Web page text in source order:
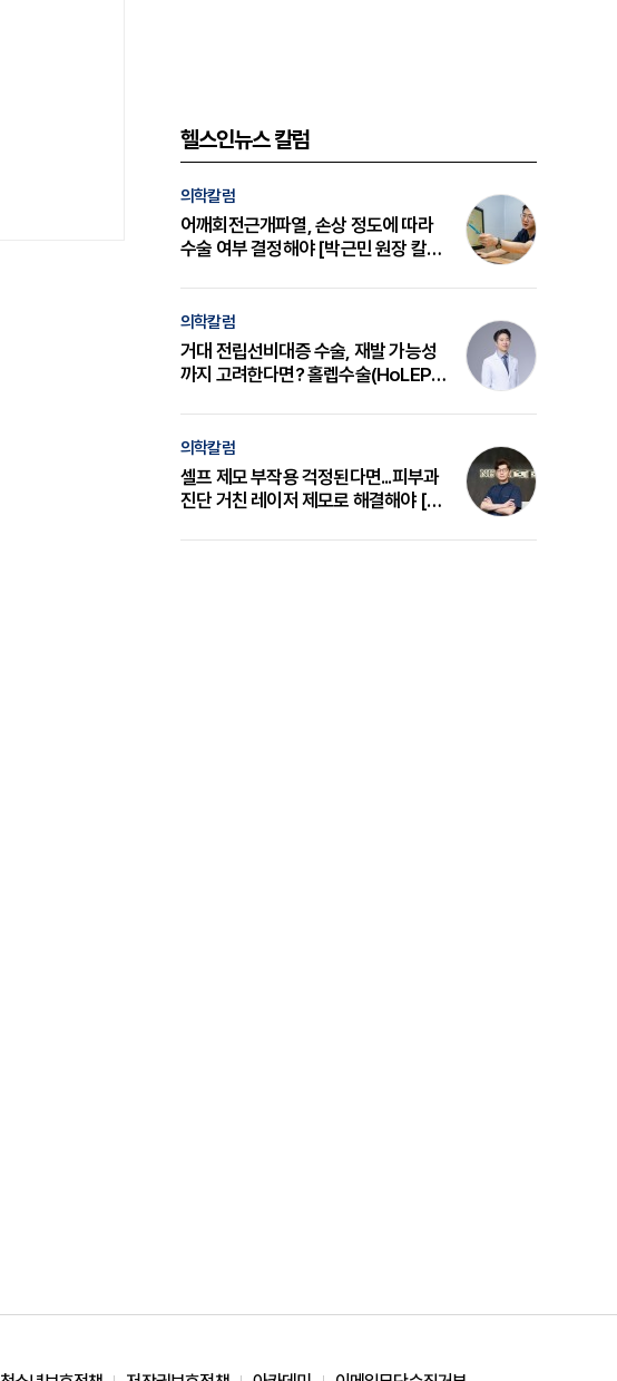
헬스인뉴스 칼럼
의학칼럼
어깨회전근개파열, 손상 정도에 따라
수술 여부 결정해야 [박근민 원장 칼
의학칼럼
거대 전립선비대증 수술, 재발 가능성
까지 고려한다면? 홀렙수술(HoLEP)
의학칼럼
셀프 제모 부작용 걱정된다면...피부과
진단 거친 레이저 제모로 해결해야 [변